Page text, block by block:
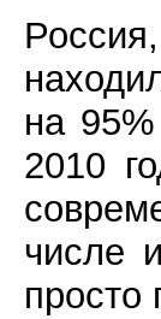
на
2010
числе
просто